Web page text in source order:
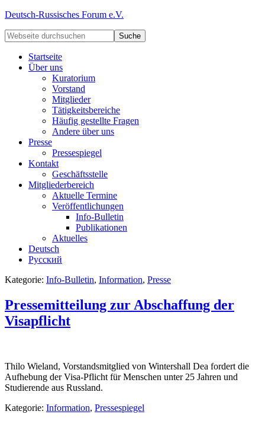
Deutsch-Russisches Forum e.V.
Startseite
Über uns
Kuratorium
Vorstand
Mitglieder
Tätigkeitsbereiche
Häufig gestellte Fragen
Andere über uns
Presse
Pressespiegel
Kontakt
Geschäftsstelle
Mitgliederbereich
Aktuelle Termine
Veröffentlichungen
Info-Bulletin
Publikationen
Aktuelles
Deutsch
Русский
Kategorie: Info-Bulletin, Information, Presse
Pressemitteilung zur Abschaffung der
Visapflicht
Thilo Wieland, Vorstandsmitglied von Wintershall Dea fordert die
Aufhebung der Visa-Pflicht für Menschen unter 25 Jahren und
Studierende aus Russland.
Kategorie: Information, Pressespiegel